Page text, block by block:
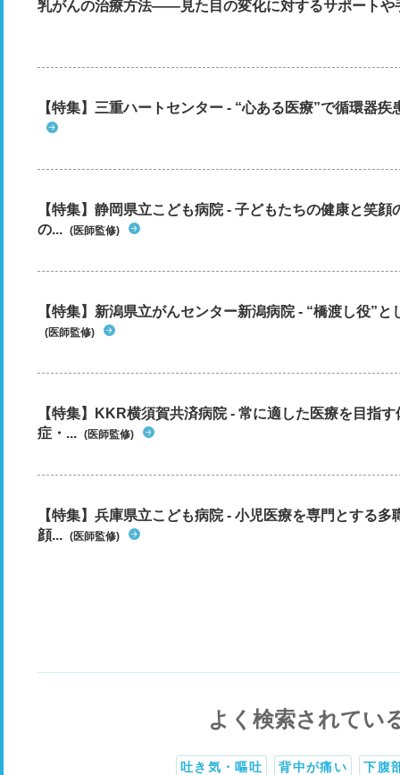
乳がんの治療方法――見た目の変化に対するサポートや
【特集】三重ハートセンター - “心ある医療”で循環器疾
【特集】静岡県立こども病院 - 子どもたちの健康と笑
の... (医師監修)
【特集】新潟県立がんセンター新潟病院 - “橋渡し役”
(医師監修)
【特集】KKR横須賀共済病院 - 常に適した医療を目指
症・... (医師監修)
【特集】兵庫県立こども病院 - 小児医療を専門とする
顔... (医師監修)
よく検索されてい
吐き気・嘔吐 背中が痛い 下腹